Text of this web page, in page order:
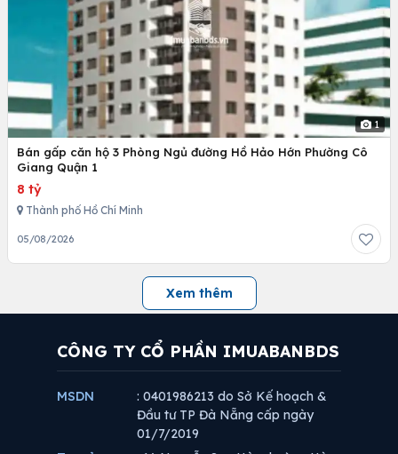
1
Bán gấp căn hộ 3 Phòng Ngủ đường Hồ Hảo Hớn Phường Cô
Giang Quận 1
8 tỷ
Thành phố Hồ Chí Minh
05/08/2026
Xem thêm
CÔNG TY CỔ PHẦN IMUABANBDS
MSDN
: 0401986213 do Sở Kế hoạch &
Đầu tư TP Đà Nẵng cấp ngày
01/7/2019